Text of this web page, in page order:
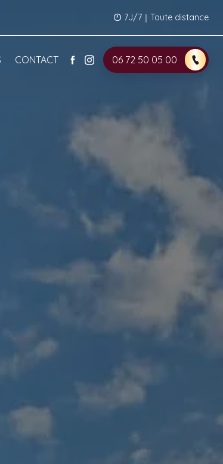
7J/7｜Toute distance
CONTACT 06 72 50 05 00